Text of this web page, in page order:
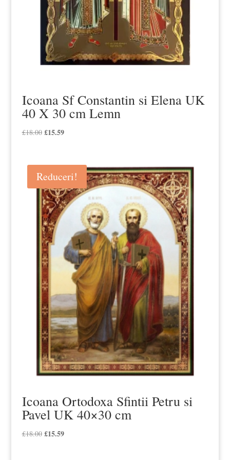
Icoana Sf Constantin si Elena UK
40 X 30 cm Lemn
£18.00 Prețul
fost:
£18.00.
£15.59Prețul
£15.59.
Reduceri!
Icoana Ortodoxa Sfintii Petru si
Pavel UK 40×30 cm
£18.00 Prețul
£15.59Prețul